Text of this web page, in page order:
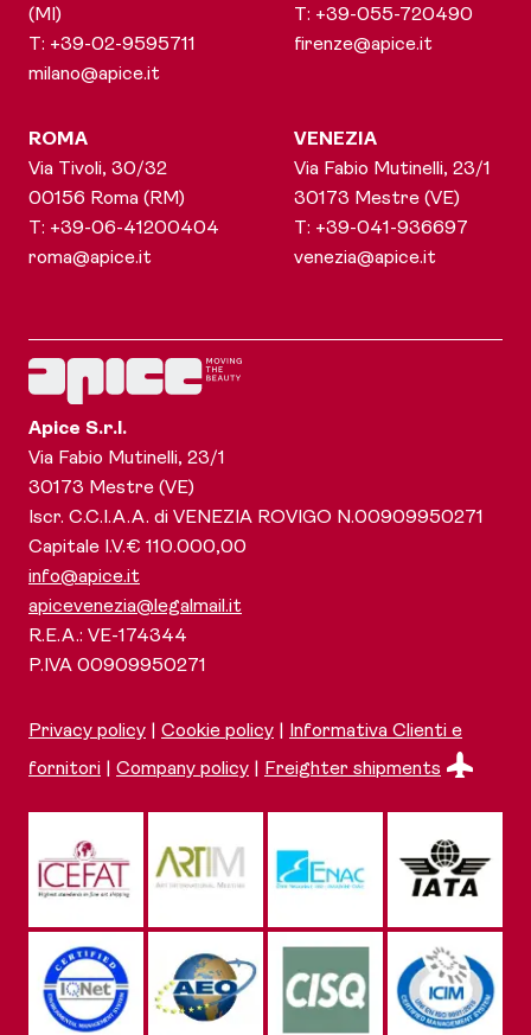
(MI)
T: +39-02-9595711
milano@apice.it
T: +39-055-720490
firenze@apice.it
ROMA
Via Tivoli, 30/32
00156 Roma (RM)
T: +39-06-41200404
roma@apice.it
VENEZIA
Via Fabio Mutinelli, 23/1
30173 Mestre (VE)
T: +39-041-936697
venezia@apice.it
Apice S.r.l.
Via Fabio Mutinelli, 23/1
30173 Mestre (VE)
Iscr. C.C.I.A.A. di VENEZIA ROVIGO N.00909950271
Capitale I.V.€ 110.000,00
info@apice.it
apicevenezia@legalmail.it
R.E.A.: VE-174344
P.IVA 00909950271
Privacy policy Cookie policy
Informativa Clienti e
fornitori
Company policy Freighter shipments